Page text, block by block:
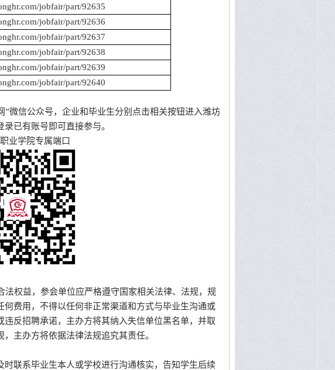
jobfair/part/92635
jobfair/part/92636
jobfair/part/92637
jobfair/part/92638
jobfair/part/92639
jobfair/part/92640
”微信公众号，企业和毕业生分别点击相关按钮进入潍坊
已有账号即可直接参与。
业学院专属端口
权益，参会单位应严格遵守国家相关法律、法规，规
费用，不得以任何非正常渠道和方式与毕业生沟通或
反招聘承诺，主办方将其纳入失信单位黑名单，并取
主办方将依据法律法规追究其责任。
联系毕业生本人或学校进行沟通核实，告知学生后续